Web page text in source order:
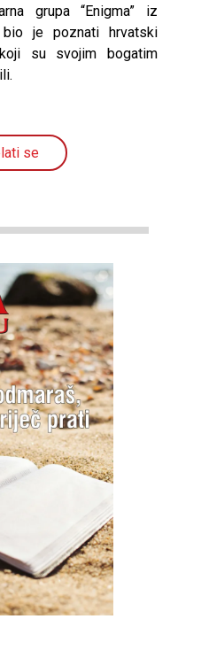
grupa “Enigma” iz
je poznati hrvatski
su svojim bogatim
se